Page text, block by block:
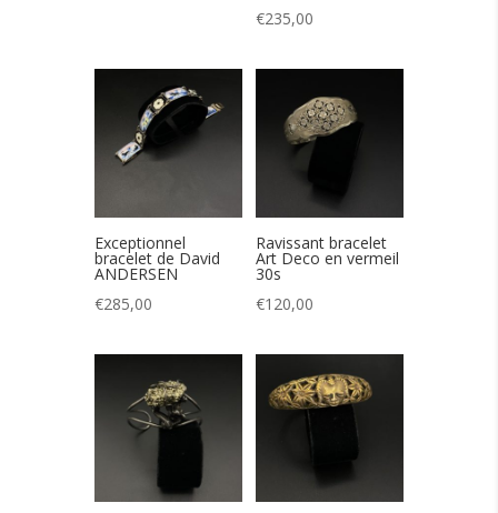
€235,00
Exceptionnel
bracelet de David
ANDERSEN
€285,00
Ravissant bracelet
Art Deco en vermeil
30s
€120,00